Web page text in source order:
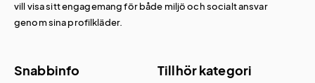
vill visa sitt engagemang för både miljö och socialt ansvar
genom sinaprofilkläder.
Snabbinfo Tillhör kategori